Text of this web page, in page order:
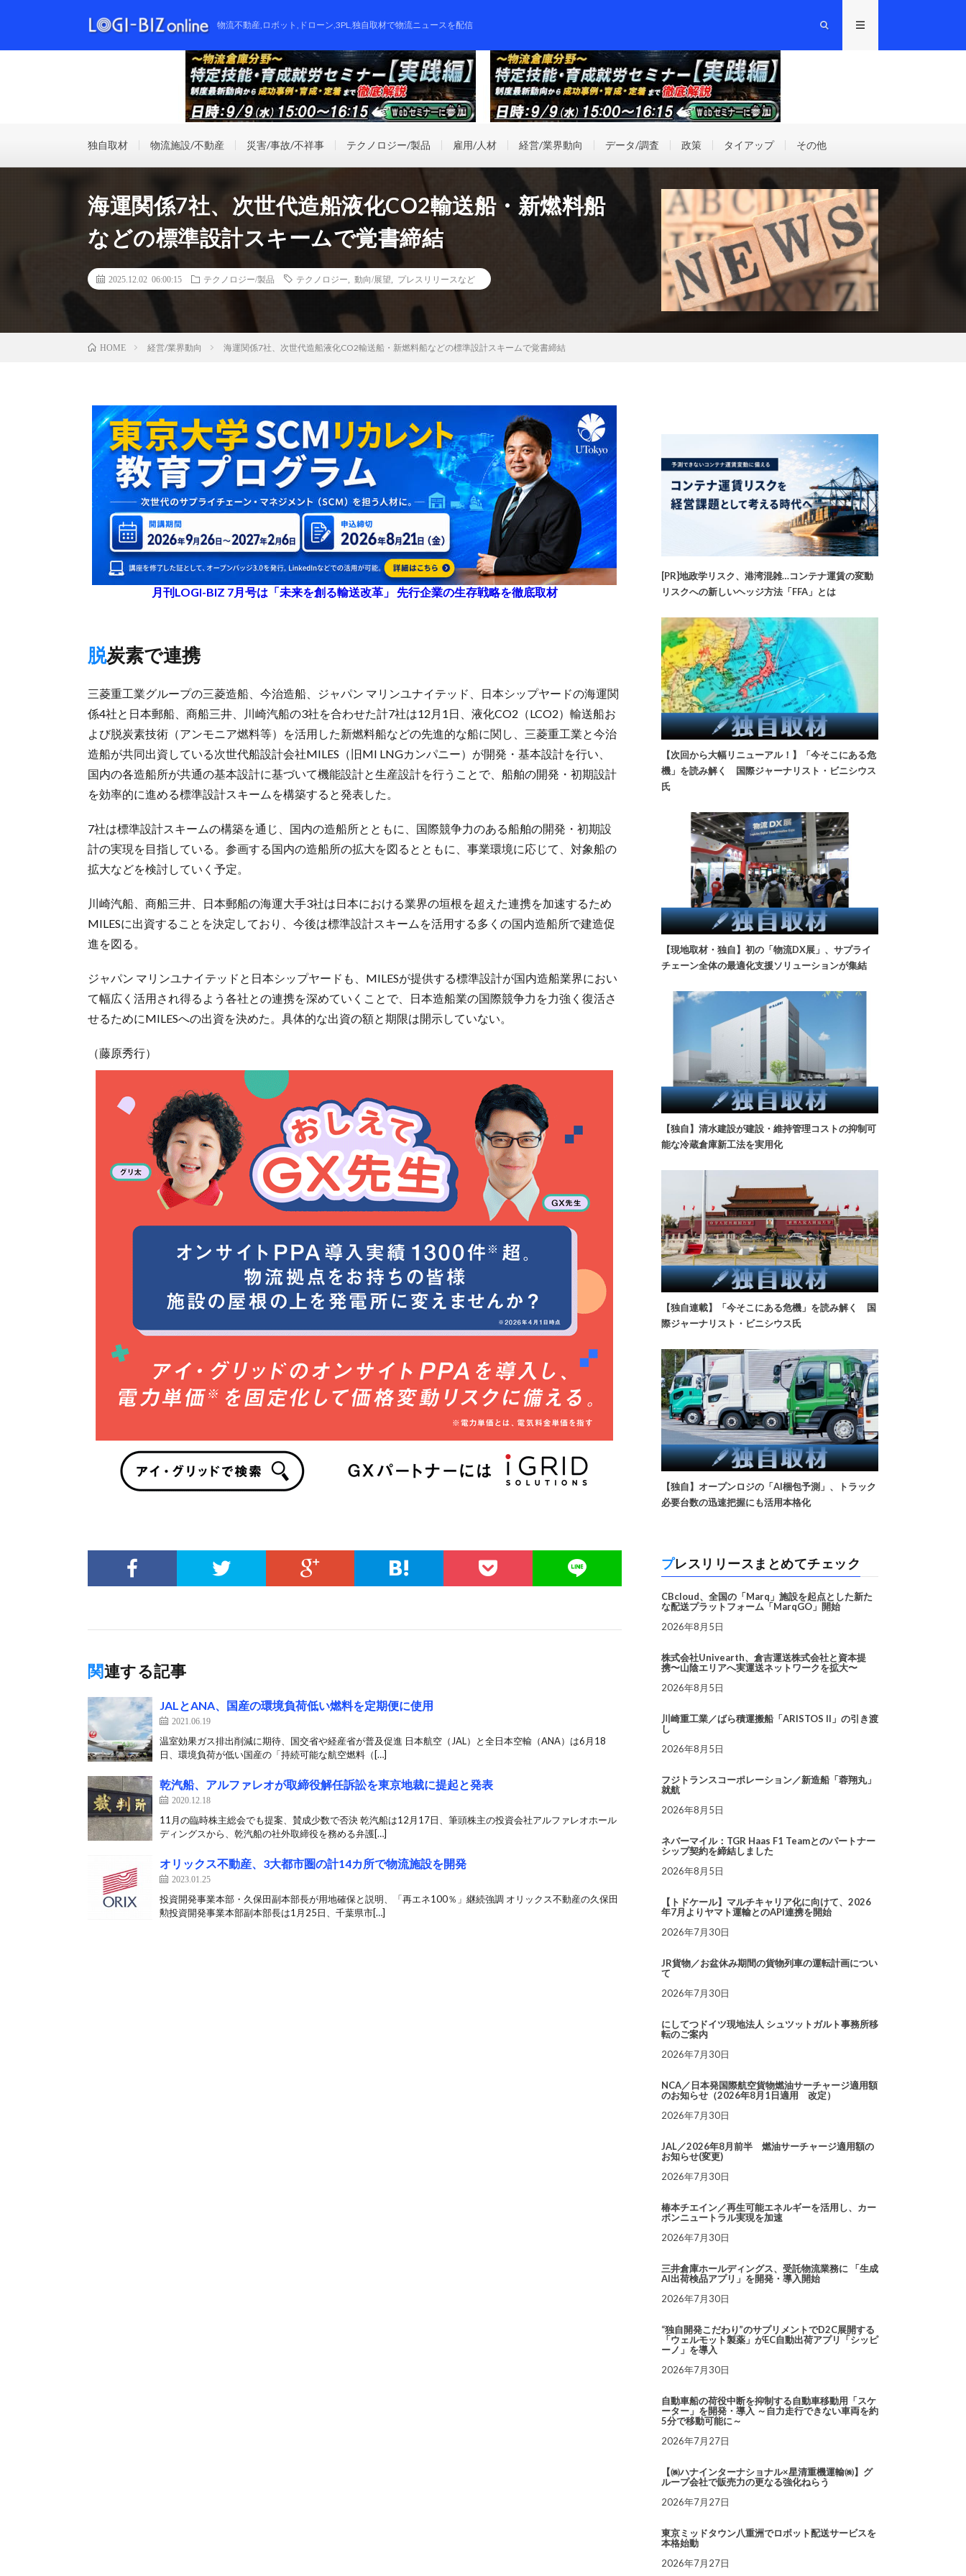
物流不動産,ロボット,ドローン,3PL,独自取材で物流ニュースを配信
独自取材 物流施設/不動産 災害/事故/不祥事 テクノロジー/製品 雇用/人材 経営/業界動向 データ/調査 政策 タイアップ その他
海運関係7社、次世代造船液化CO2輸送船・新燃料船
などの標準設計スキームで覚書締結
2025.12.02 06:00:15 テクノロジー/製品 テクノロジー 動向/展望 プレスリリースなど
HOME 経営/業界動向 海運関係7社、次世代造船液化CO2輸送船・新燃料船などの標準設計スキームで覚書締結
月刊LOGI-BIZ 7月号は「未来を創る輸送改革」 先行企業の生存戦略を徹底取材
脱炭素で連携
三菱重工業グループの三菱造船、今治造船、ジャパン マリンユナイテッド、日本シップヤードの海運関
係4社と日本郵船、商船三井、川崎汽船の3社を合わせた計7社は12月1日、液化CO2（LCO2）輸送船お
よび脱炭素技術（アンモニア燃料等）を活用した新燃料船などの先進的な船に関し、三菱重工業と今治
造船が共同出資している次世代船設計会社MILES（旧MI LNGカンパニー）が開発・基本設計を行い、
国内の各造船所が共通の基本設計に基づいて機能設計と生産設計を行うことで、船舶の開発・初期設計
を効率的に進める標準設計スキームを構築すると発表した。
7社は標準設計スキームの構築を通じ、国内の造船所とともに、国際競争力のある船舶の開発・初期設
計の実現を目指している。参画する国内の造船所の拡大を図るとともに、事業環境に応じて、対象船の
拡大などを検討していく予定。
川崎汽船、商船三井、日本郵船の海運大手3社は日本における業界の垣根を超えた連携を加速するため
MILESに出資することを決定しており、今後は標準設計スキームを活用する多くの国内造船所で建造促
進を図る。
ジャパン マリンユナイテッドと日本シップヤードも、MILESが提供する標準設計が国内造船業界におい
て幅広く活用され得るよう各社との連携を深めていくことで、日本造船業の国際競争力を力強く復活さ
せるためにMILESへの出資を決めた。具体的な出資の額と期限は開示していない。
（藤原秀行）
関連する記事
JALとANA、国産の環境負荷低い燃料を定期便に使用
2021.06.19
温室効果ガス排出削減に期待、国交省や経産省が普及促進 日本航空（JAL）と全日本空輸（ANA）は6月18
日、環境負荷が低い国産の「持続可能な航空燃料（[…]
乾汽船、アルファレオが取締役解任訴訟を東京地裁に提起と発表
2020.12.18
11月の臨時株主総会でも提案、賛成少数で否決 乾汽船は12月17日、筆頭株主の投資会社アルファレオホール
ディングスから、乾汽船の社外取締役を務める弁護[…]
オリックス不動産、3大都市圏の計14カ所で物流施設を開発
2023.01.25
投資開発事業本部・久保田副本部長が用地確保と説明、「再エネ100％」継続強調 オリックス不動産の久保田
勲投資開発事業本部副本部長は1月25日、千葉県市[…]
[PR]地政学リスク、港湾混雑…コンテナ運賃の変動
リスクへの新しいヘッジ方法「FFA」とは
【次回から大幅リニューアル！】「今そこにある危
機」を読み解く 国際ジャーナリスト・ビニシウス
氏
【現地取材・独自】初の「物流DX展」、サプライ
チェーン全体の最適化支援ソリューションが集結
【独自】清水建設が建設・維持管理コストの抑制可
能な冷蔵倉庫新工法を実用化
【独自連載】「今そこにある危機」を読み解く 国
際ジャーナリスト・ビニシウス氏
【独自】オープンロジの「AI梱包予測」、トラック
必要台数の迅速把握にも活用本格化
プレスリリースまとめてチェック
CBcloud、全国の「Marq」施設を起点とした新た
な配送プラットフォーム「MarqGO」開始
2026年8月5日
株式会社Univearth、倉吉運送株式会社と資本提
携〜山陰エリアへ実運送ネットワークを拡大〜
2026年8月5日
川崎重工業／ばら積運搬船「ARISTOS II」の引き渡
し
2026年8月5日
フジトランスコーポレーション／新造船「蓉翔丸」
就航
2026年8月5日
ネバーマイル：TGR Haas F1 Teamとのパートナー
シップ契約を締結しました
2026年8月5日
【トドケール】マルチキャリア化に向けて、2026
年7月よりヤマト運輸とのAPI連携を開始
2026年7月30日
JR貨物／お盆休み期間の貨物列車の運転計画につい
て
2026年7月30日
にしてつドイツ現地法人 シュツットガルト事務所移
転のご案内
2026年7月30日
NCA／日本発国際航空貨物燃油サーチャージ適用額
のお知らせ（2026年8月1日適用 改定）
2026年7月30日
JAL／2026年8月前半 燃油サーチャージ適用額の
お知らせ(変更)
2026年7月30日
椿本チエイン／再生可能エネルギーを活用し、カー
ボンニュートラル実現を加速
2026年7月30日
三井倉庫ホールディングス、受託物流業務に 「生成
AI出荷検品アプリ」を開発・導入開始
2026年7月30日
“独自開発こだわり”のサプリメントでD2C展開する
「ウェルモット製薬」がEC自動出荷アプリ「シッピ
ーノ」を導入
2026年7月30日
自動車船の荷役中断を抑制する自動車移動用「スケ
ーター」を開発・導入 ～自力走行できない車両を約
5分で移動可能に～
2026年7月27日
【㈱ハナインターナショナル×星清重機運輸㈱】グ
ループ会社で販売力の更なる強化ねらう
2026年7月27日
東京ミッドタウン八重洲でロボット配送サービスを
本格始動
2026年7月27日